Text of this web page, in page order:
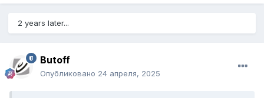
2 years later...
Butoff
Опубликовано 24 апреля, 2025